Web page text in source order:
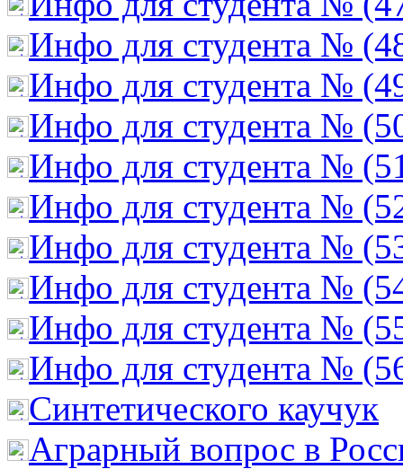
Инфо для студента №
Инфо для студента №
Инфо для студента №
Инфо для студента №
Инфо для студента №
Инфо для студента №
Инфо для студента №
Инфо для студента №
Инфо для студента №
Cинтетического каучук
Аграрный вопрос в